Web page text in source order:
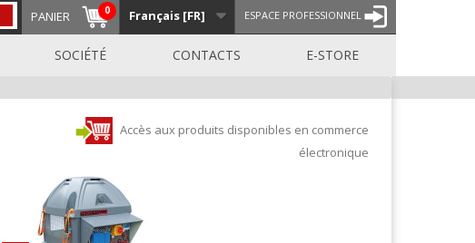
ESPACE PROFESSIONNEL
Français [FR]
PANIER 0
SOCIÉTÉ CONTACTS E-STORE
Accès aux produits disponibles en commerce
électronique